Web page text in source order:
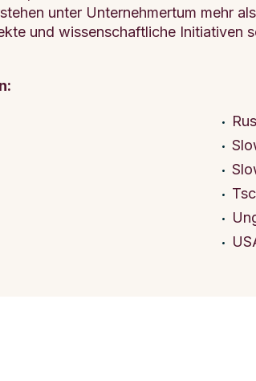
unter Unternehmertum mehr
und wissenschaftliche Initiativen